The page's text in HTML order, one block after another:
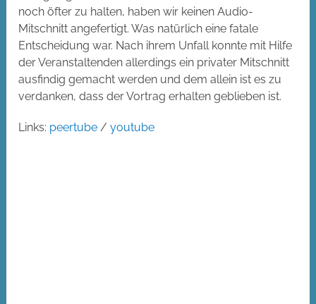
noch öfter zu halten, haben wir keinen Audio-
Mitschnitt angefertigt. Was natürlich eine fatale
Entscheidung war. Nach ihrem Unfall konnte mit Hilfe
der Veranstaltenden allerdings ein privater Mitschnitt
ausfindig gemacht werden und dem allein ist es zu
verdanken, dass der Vortrag erhalten geblieben ist.
Links: peertube /youtube